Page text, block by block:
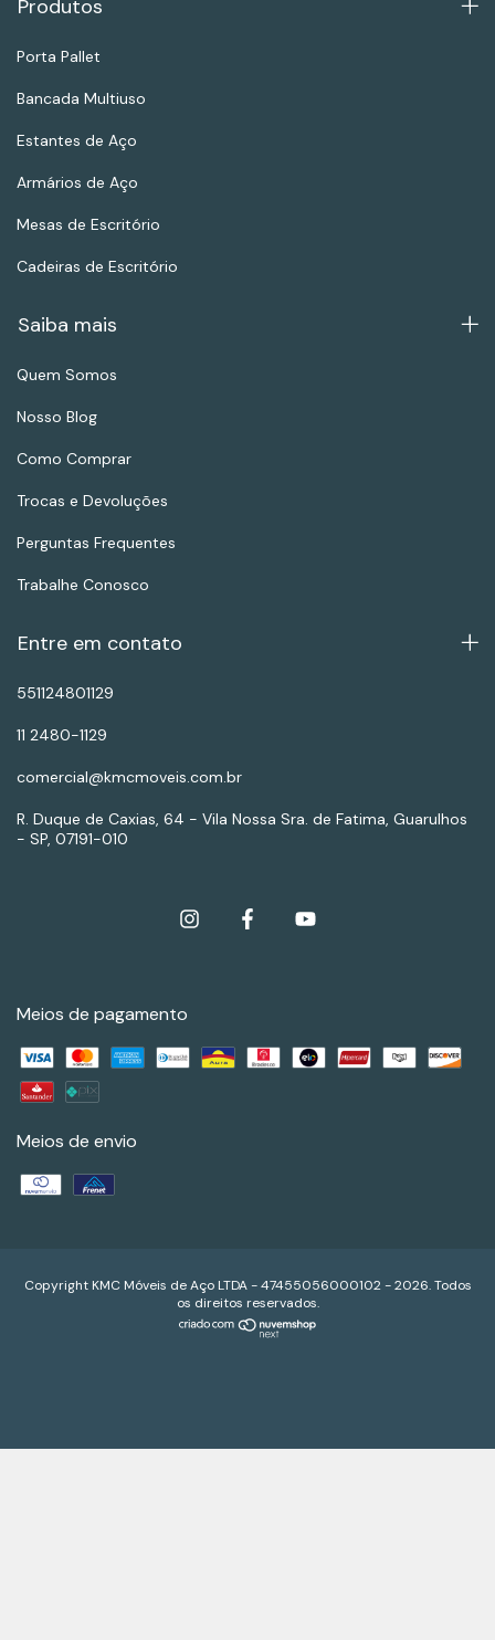
Produtos
Porta Pallet
Bancada Multiuso
Estantes de Aço
Armários de Aço
Mesas de Escritório
Cadeiras de Escritório
Saiba mais
Quem Somos
Nosso Blog
Como Comprar
Trocas e Devoluções
Perguntas Frequentes
Trabalhe Conosco
Entre em contato
551124801129
11 2480-1129
comercial@kmcmoveis.com.br
R. Duque de Caxias, 64 - Vila Nossa Sra. de Fatima, Guarulhos
- SP, 07191-010
Meios de pagamento
Meios de envio
Copyright KMC Móveis de Aço LTDA - 47455056000102 - 2026. Todos
os direitos reservados.